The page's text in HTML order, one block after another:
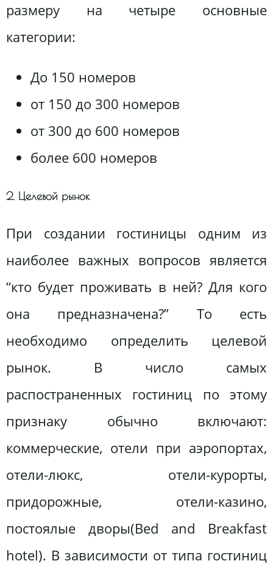
размеру на четыре основные
категории:
До 150 номеров
от 150 до 300 номеров
от 300 до 600 номеров
более 600 номеров
2. Целевой рынок
При создании гостиницы одним из
наиболее важных вопросов является
“кто будет проживать в ней? Для кого
она предназначена?” То есть
необходимо определить целевой
рынок. В число самых
распостраненных гостиниц по этому
признаку обычно включают:
коммерческие, отели при аэропортах,
отели-люкс, отели-курорты,
придорожные, отели-казино,
постоялые дворы(Bed and Breakfast
hotel). В зависимости от типа гостиниц